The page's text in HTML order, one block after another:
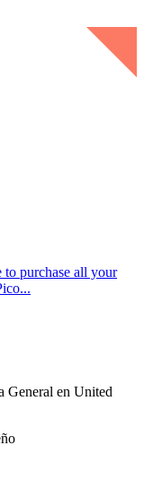
purchase all your
General en United